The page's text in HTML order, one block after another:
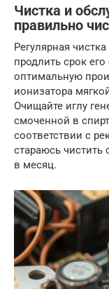
Чистка и
правильно
Регулярная
продлить срок
оптимальную
ионизатора
Очищайте иглу
смоченной в
соответствии с
стараюсь чистить
в месяц.